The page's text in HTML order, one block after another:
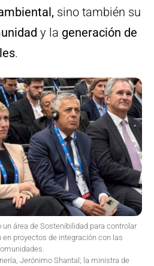
sino también su
y la generación de
.
un área de Sostenibilidad para controlar
proyectos de integración con las
Jerónimo Shantal; la ministra de